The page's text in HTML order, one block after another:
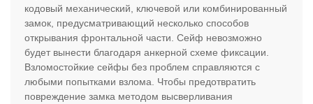
кодовый механический, ключевой или комбинированный
замок, предусматривающий несколько способов
открывания фронтальной части. Сейф невозможно
будет вынести благодаря анкерной схеме фиксации.
Взломостойкие сейфы без проблем справляются с
любыми попытками взлома. Чтобы предотвратить
повреждение замка методом высверливания